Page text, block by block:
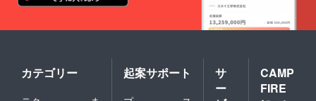
カテゴリー 起案サポート
サ
ー
CAMP
FIRE